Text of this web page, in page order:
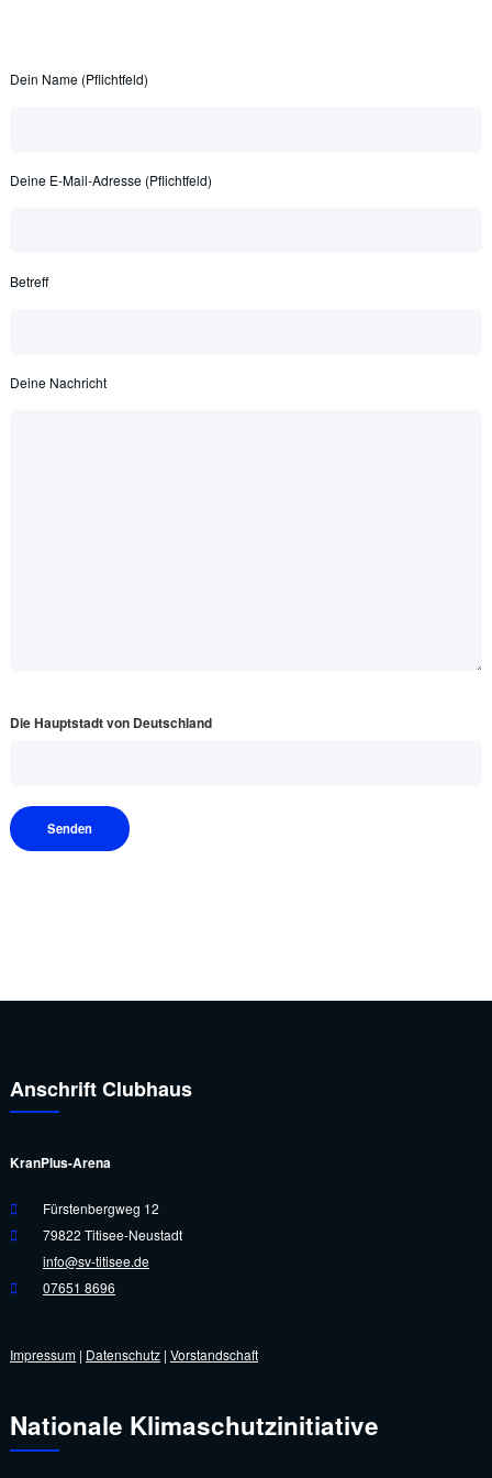
Dein Name (Pflichtfeld)
Deine E-Mail-Adresse (Pflichtfeld)
Betreff
Deine Nachricht
Die Hauptstadt von Deutschland
Anschrift Clubhaus
KranPlus-Arena
Fürstenbergweg 12
79822 Titisee-Neustadt
info@sv-titisee.de
07651 8696
Impressum | Datenschutz | Vorstandschaft
Nationale Klimaschutzinitiative